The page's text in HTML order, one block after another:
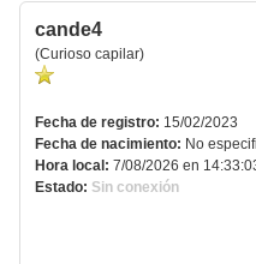
Perfil de cande4
cande4
(Curioso capilar)
Fecha de registro: 15/02/2023
Fecha de nacimiento: No
Hora local: 7/08/2026 en
Estado: Sin conexión